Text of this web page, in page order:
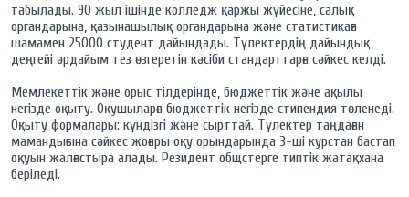
табылады. 90 жыл ішінде колледж қаржы жүйесіне, салық
органдарына, қазынашылық органдарына және статистикаға
шамамен 25000 студент дайындады. Түлектердің дайындық
деңгейі әрдайым тез өзгеретін кәсіби стандарттарға сәйкес келді.
Мемлекеттік және орыс тілдерінде, бюджеттік және ақылы
негізде оқыту. Оқушыларға бюджеттік негізде стипендия төленеді.
Оқыту формалары: күндізгі және сырттай. Түлектер таңдаған
мамандығына сәйкес жоғары оқу орындарында 3-ші курстан бастап
оқуын жалғастыра алады. Резидент общстерге типтік жатақхана
беріледі.